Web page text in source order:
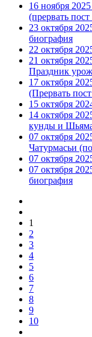
16 ноября
(прервать
23 октября
биография
22 октября
21 октября
Праздник
17 октября
(Прервать
15 октября
14 октября
кунды и
07 октября
Чатурмасьи
07 октября
07 октября
биография
1
2
3
4
5
6
7
8
9
10